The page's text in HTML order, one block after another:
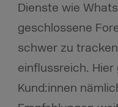
Dienste wie
geschlossene
schwer zu
einflussreich.
Kund:innen